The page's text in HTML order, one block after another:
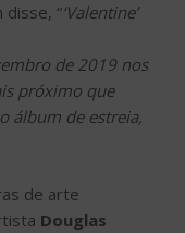
disse, “‘Valentine’
de 2019 nos
próximo que
álbum de estreia,
de arte
Douglas